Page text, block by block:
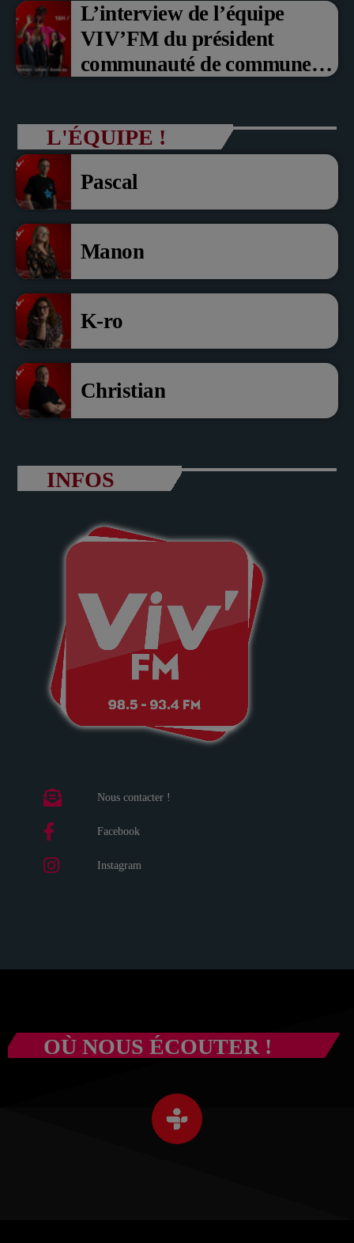
L’interview de l’équipe
VIV’FM du président
communauté de communes
président com de com
L'ÉQUIPE !
Pascal
Manon
K-ro
Christian
INFOS
Nous contacter !
Facebook
Instagram
OÙ NOUS ÉCOUTER !